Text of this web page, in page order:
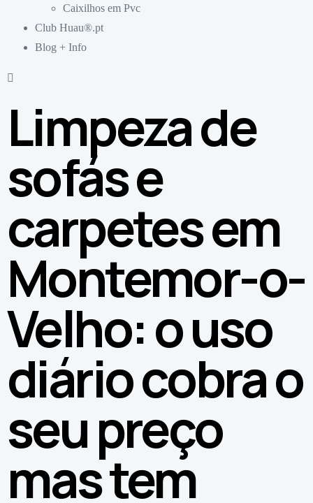
Caixilhos em Pvc
Club Huau®.pt
Blog + Info
Limpeza de
sofás e
carpetes em
Montemor-o-
Velho: o uso
diário cobra o
seu preço
mas tem